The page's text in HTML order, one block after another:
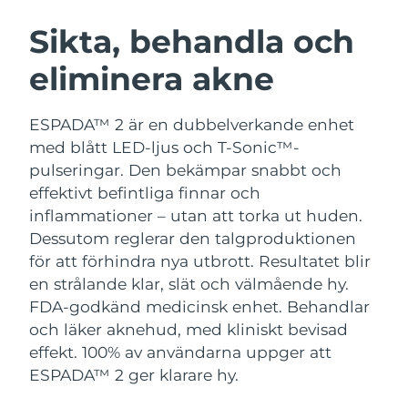
Sikta, behandla och
eliminera akne
ESPADA™ 2 är en dubbelverkande enhet
med blått LED-ljus och T-Sonic™-
pulseringar. Den bekämpar snabbt och
effektivt befintliga finnar och
inflammationer – utan att torka ut huden.
Dessutom reglerar den talgproduktionen
för att förhindra nya utbrott. Resultatet blir
en strålande klar, slät och välmående hy.
FDA-godkänd medicinsk enhet. Behandlar
och läker aknehud, med kliniskt bevisad
effekt. 100% av användarna uppger att
ESPADA™ 2 ger klarare hy.
LUNA™ 4-paket
Anti-aging massage
LUNA™ 4 Plus
Massage, LED heating
LUNA™ 4 Men
For men, anti-aging massage
BEAR™ 2-paket
Microcurrent toning
BEAR™ 2 go
Microcurrent toning on-the-go
BEAR™ 2 eyes & lips
Microcurrent line smoothing device
Återfuktning
UFO™ 3-paket
Deep facial hydration
UFO™ 3 LED
Near-infrared and red light therapy
device
Munvård
issa™ 4
Hybrid silicone sonic toothbrush
issa™ 4 plus
Smart hybrid silicone sonic toothbrush
FAQ™ ANTI-AGING-BEHANDLING
Anti-aging LED-behandlingar
NEW
Österrike Förväntad leverans8/9/26
Bahrain Förväntad leverans
Belgien
Bermuda Förväntad leverans
Bosnien och
Hercegovina
Förväntad leverans8/12/26
Brunei Förväntad leverans8/14/26
Bulgarien Förväntad leverans8/9/26
Kanada Förväntad leverans